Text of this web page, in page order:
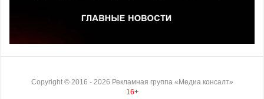
Copyright © 2016 - 2026 Рекламная группа «Медиа консалт»
16+